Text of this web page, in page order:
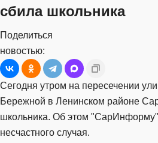
сбила школьника
Поделиться
новостью:
Сегодня утром на пересечении
Бережной в Ленинском районе
школьника. Об этом
несчастного случая.